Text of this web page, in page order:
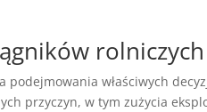
rolniczych
właściwych
przyczyn, w tym zużycia